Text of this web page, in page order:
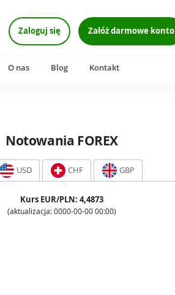
Zaloguj się Załóż darmowe konto
O nas Blog Kontakt
Notowania FOREX
USD CHF GBP
Kurs EUR/PLN: 4,4873
(aktualizacja: 0000-00-00 00:00)